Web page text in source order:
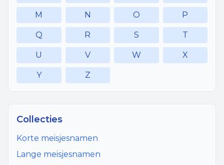
M N O P
Q R S T
U V W X
Y Z
Collecties
Korte meisjesnamen
Lange meisjesnamen